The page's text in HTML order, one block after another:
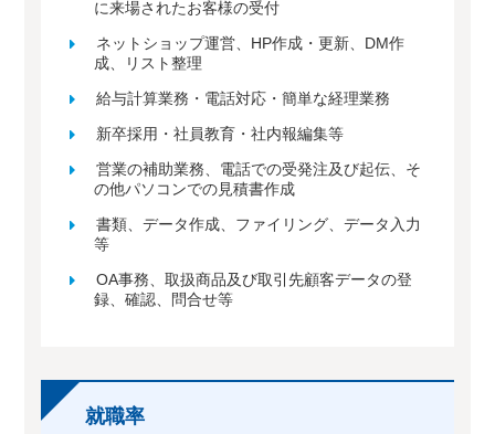
に来場されたお客様の受付
ネットショップ運営、HP作成・更新、DM作
成、リスト整理
給与計算業務・電話対応・簡単な経理業務
新卒採用・社員教育・社内報編集等
営業の補助業務、電話での受発注及び起伝、そ
の他パソコンでの見積書作成
書類、データ作成、ファイリング、データ入力
等
OA事務、取扱商品及び取引先顧客データの登
録、確認、問合せ等
就職率